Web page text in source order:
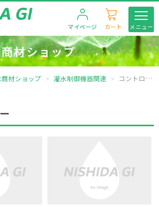
メニュー
カート
マイページ
材ショップ
材ショップ 灌水制御機器関連 コントローラー